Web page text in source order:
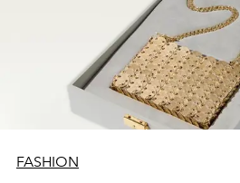
FASHION